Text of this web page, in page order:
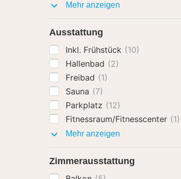
Mehr anzeigen
Ausstattung
Inkl. Frühstück (10)
Hallenbad (2)
Freibad (1)
Sauna (7)
Parkplatz (12)
Fitnessraum/Fitnesscenter (1)
Mehr anzeigen
Zimmerausstattung